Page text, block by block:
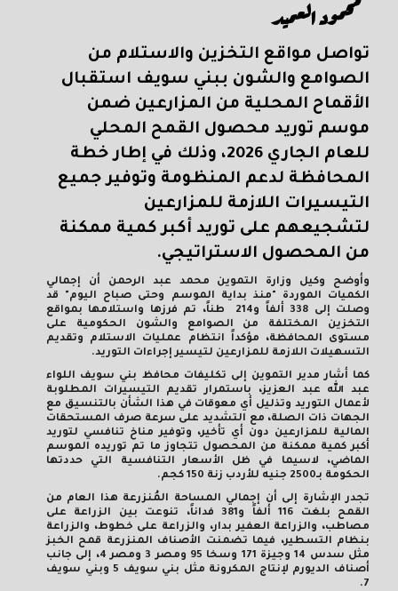
محمود العميد
تواصل مواقع التخزين والاستلام من
الصوامع والشون ببني سويف استقبال
الأقماح المحلية من المزارعين ضمن
موسم توريد محصول القمح المحلي
للعام الجاري 2026، وذلك في إطار خطة
المحافظة لدعم المنظومة وتوفير جميع
التيسيرات اللازمة للمزارعين
لتشجيعهم على توريد أكبر كمية ممكنة
من المحصول الاستراتيجي.
وأوضح وكيل وزارة التموين محمد عبد الرحمن أن إجمالي
الكميات الموردة "منذ بداية الموسم وحتى صباح اليوم" قد
وصلت إلى 338 ألفاً و214 طناً، تم فرزها واستلامها بمواقع
التخزين المختلفة من الصوامع والشون الحكومية على
مستوى المحافظة، مؤكداً انتظام عمليات الاستلام وتقديم
التسهيلات اللازمة للمزارعين لتيسير إجراءات التوريد.
كما أشار مدير التموين إلى تكليفات محافظ بني سويف اللواء
عبد الله عبد العزيز، باستمرار تقديم التيسيرات المطلوبة
لأعمال التوريد وتذليل أي معوقات في هذا الشأن بالتنسيق مع
الجهات ذات الصلة، مع التشديد على سرعة صرف المستحقات
المالية للمزارعين دون أي تأخير، وتوفير مناخ تنافسي لتوريد
أكبر كمية ممكنة من المحصول تتجاوز ما تم توريده الموسم
الماضي، لاسيما في ظل الأسعار التنافسية التي حددتها
الحكومة بـ2500 جنيه للأردب زنة 150 كجم.
تجدر الإشارة إلى أن إجمالي المساحة المُنزرعة هذا العام من
القمح بلغت 116 ألفاً و381 فداناً، تنوعت بين الزراعة على
مصاطب، والزراعة العفير بدار، والزراعة على خطوط، والزراعة
بنظام التسطير، فيما تضمنت الأصناف المنزرعة قمح الخبز
مثل سدس 14 وجيزة 171 وسخا 95 ومصر 3 ومصر 4، إلى جانب
أصناف الديورم لإنتاج المكرونة مثل بني سويف 5 وبني سويف
7.